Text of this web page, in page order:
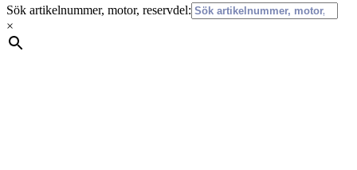
Sök artikelnummer, motor, reservdel:
×